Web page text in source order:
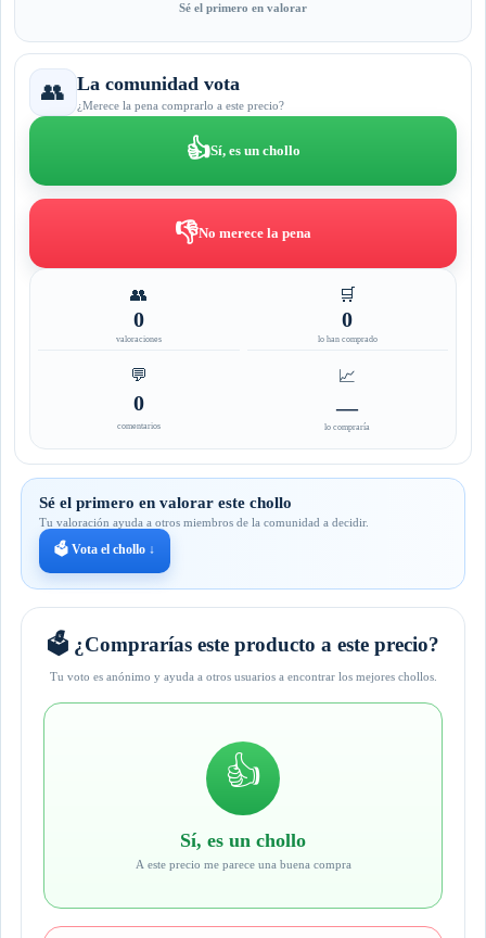
Sé el primero en valorar
👥 La comunidad vota
¿Merece la pena comprarlo a este precio?
👍Sí, es un chollo
👎No merece la pena
👥
0
valoraciones
🛒
0
lo han comprado
💬
0
comentarios
📈
—
lo compraría
Sé el primero en valorar este chollo
Tu valoración ayuda a otros miembros de la comunidad a decidir.
🗳️ Vota el chollo ↓
🗳️ ¿Comprarías este producto a este precio?
Tu voto es anónimo y ayuda a otros usuarios a encontrar los mejores chollos.
👍
Sí, es un chollo
A este precio me parece una buena compra